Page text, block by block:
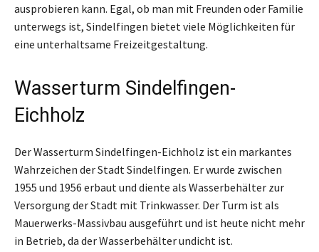
ausprobieren kann. Egal, ob man mit Freunden oder Familie
unterwegs ist, Sindelfingen bietet viele Möglichkeiten für
eine unterhaltsame Freizeitgestaltung.
Wasserturm Sindelfingen-
Eichholz
Der Wasserturm Sindelfingen-Eichholz ist ein markantes
Wahrzeichen der Stadt Sindelfingen. Er wurde zwischen
1955 und 1956 erbaut und diente als Wasserbehälter zur
Versorgung der Stadt mit Trinkwasser. Der Turm ist als
Mauerwerks-Massivbau ausgeführt und ist heute nicht mehr
in Betrieb, da der Wasserbehälter undicht ist.